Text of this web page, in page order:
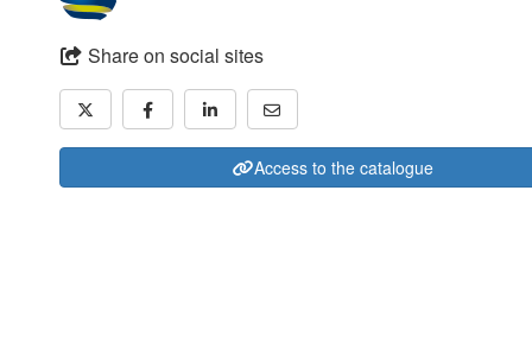
Share on social sites
Access to the catalogue